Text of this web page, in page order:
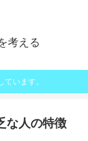
考える
います。
な人の特徴